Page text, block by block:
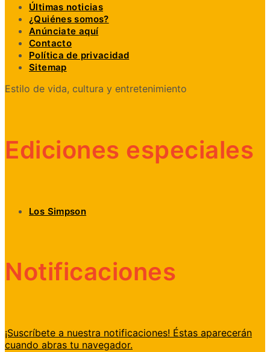
Últimas noticias
¿Quiénes somos?
Anúnciate aquí
Contacto
Política de privacidad
Sitemap
Estilo de vida, cultura y entretenimiento
Ediciones especiales
Los Simpson
Notificaciones
¡Suscríbete a nuestra notificaciones! Éstas aparecerán
cuando abras tu navegador.